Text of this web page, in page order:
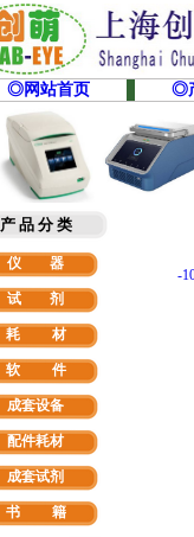
◎网站首页 ◎
产 品 分 类
仪 器
试 剂
耗 材
软 件
成套设备
配件耗材
成套试剂
书 籍
-